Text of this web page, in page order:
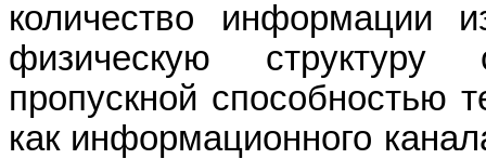
количество информации
физическую структуру
пропускной способностью
как информационного